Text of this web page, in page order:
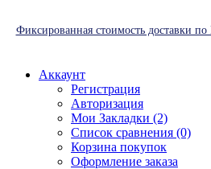
Фиксированная стоимость доставки
Аккаунт
Регистрация
Авторизация
Мои Закладки (2)
Список сравнения (0)
Корзина покупок
Оформление заказа